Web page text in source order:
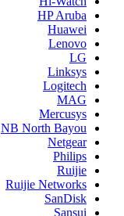
HP Aruba
Huawei
Lenovo
LG
Linksys
Logitech
MAG
Mercusys
NB North Bayou
Netgear
Philips
Ruijie
Ruijie Networks
SanDisk
Sansui